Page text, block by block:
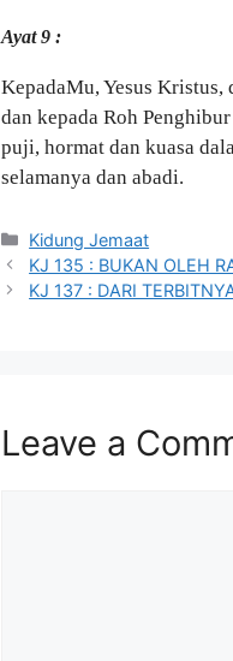
Ayat 9 :
KepadaMu, Yesus Kristus,
dan kepada Roh
puji, hormat dan kuasa
selamanya dan abadi.
Categories
Kidung Jemaat
KJ 135 : BUKAN OLEH
KJ 137 : DARI
Leave a